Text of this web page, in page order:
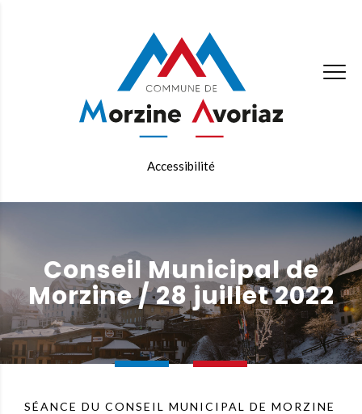
Accessibilité
Conseil Municipal de
Morzine / 28 juillet 2022
SÉANCE DU CONSEIL MUNICIPAL DE MORZINE